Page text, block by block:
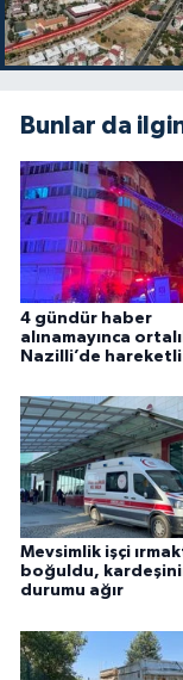
Bunlar da
4 gündür haber
alınamayınca
Nazilli’de
Mevsimlik işçi
boğuldu,
durumu ağır